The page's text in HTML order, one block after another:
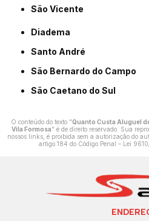
São Vicente
Diadema
Santo André
São Bernardo do Campo
São Caetano do Sul
O conteúdo do texto "Quanto Custa Aluguel
Vila Formosa" é de direito reservado. Sua
nossos links, é proibida sem a autorização do
artigo 184 do Código Penal – Lei